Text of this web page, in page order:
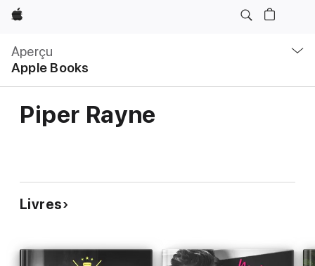
Apple
Aperçu
Apple Books
locale
Ouvrir
menu
Piper Rayne
Livres